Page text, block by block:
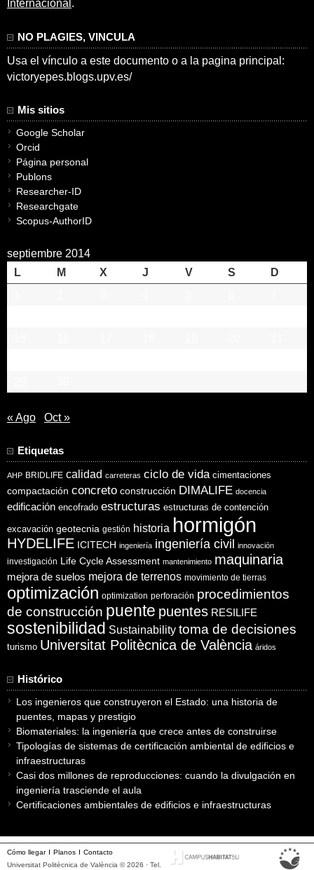
Internacional .
NO PLAGIES, VINCULA
Usa el vínculo a este documento o a la pagina principal:
victoryepes.blogs.upv.es/
Mis sitios
Google Scholar
Orcid
Página personal
Publons
Researcher-ID
Researchgate
Scopus-AuthorID
septiembre 2014
L
M X J V S
D
« Ago Oct »
Etiquetas
AHP BRIDLIFE calidad carreteras ciclo de vida cimentaciones
compactación concreto construcción DIMALIFE docencia
edificación encofrado estructuras estructuras de contención
excavación geotecnia gestión historia hormigón
HYDELIFE ICITECH ingeniería ingeniería civil innovación
investigación Life Cycle Assessment mantenimiento maquinaria
mejora de suelos mejora de terrenos movimiento de tierras
optimización optimization perforación procedimientos
de construcción puente puentes RESILIFE
sostenibilidad Sustainability toma de decisiones
turismo Universitat Politècnica de València áridos
Histórico
Los ingenieros que construyeron el Estado: una historia de
puentes, mapas y prestigio
Biomateriales: la ingeniería que crece antes de construirse
Tipologías de sistemas de certificación ambiental de edificios e
infraestructuras
Casi dos millones de reproducciones: cuando la divulgación en
ingeniería trasciende el aula
Certificaciones ambientales de edificios e infraestructuras
Cómo llegar Planos
Contacto
Universitat Politècnica de València © 2026 · Tel.